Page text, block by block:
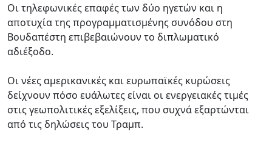
Οι τηλεφωνικές επαφές των δύο ηγετών και η
αποτυχία της προγραμματισμένης συνόδου στη
Βουδαπέστη επιβεβαιώνουν το διπλωματικό
αδιέξοδο.
Οι νέες αμερικανικές και ευρωπαϊκές κυρώσεις
δείχνουν πόσο ευάλωτες είναι οι ενεργειακές τιμές
στις γεωπολιτικές εξελίξεις, που συχνά εξαρτώνται
από τις δηλώσεις του Τραμπ.